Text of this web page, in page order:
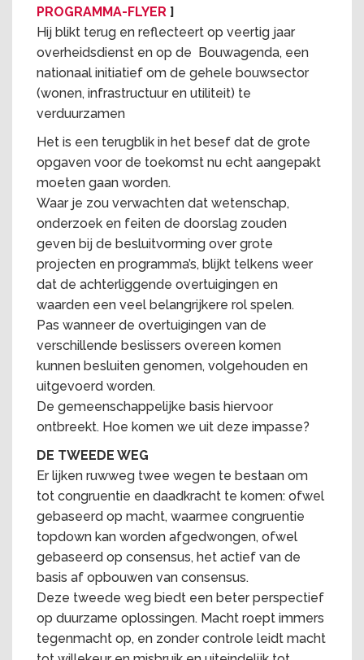
PROGRAMMA-FLYER ]
Hij blikt terug en reflecteert op veertig jaar
overheidsdienst en op de Bouwagenda, een
nationaal initiatief om de gehele bouwsector
(wonen, infrastructuur en utiliteit) te
verduurzamen
Het is een terugblik in het besef dat de grote
opgaven voor de toekomst nu echt aangepakt
moeten gaan worden.
Waar je zou verwachten dat wetenschap,
onderzoek en feiten de doorslag zouden
geven bij de besluitvorming over grote
projecten en programma’s, blijkt telkens weer
dat de achterliggende overtuigingen en
waarden een veel belangrijkere rol spelen.
Pas wanneer de overtuigingen van de
verschillende beslissers overeen komen
kunnen besluiten genomen, volgehouden en
uitgevoerd worden.
De gemeenschappelijke basis hiervoor
ontbreekt. Hoe komen we uit deze impasse?
DE TWEEDE WEG
Er lijken ruwweg twee wegen te bestaan om
tot congruentie en daadkracht te komen: ofwel
gebaseerd op macht, waarmee congruentie
topdown kan worden afgedwongen, ofwel
gebaseerd op consensus, het actief van de
basis af opbouwen van consensus.
Deze tweede weg biedt een beter perspectief
op duurzame oplossingen. Macht roept immers
tegenmacht op, en zonder controle leidt macht